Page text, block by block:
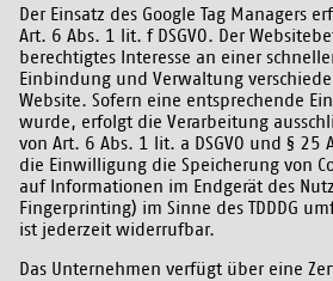
Der Einsatz des Google Tag Managers
Art. 6 Abs. 1 lit. f DSGVO. Der
berechtigtes Interesse an einer
Einbindung und Verwaltung
Website. Sofern eine entsprechende
wurde, erfolgt die Verarbeitung
von Art. 6 Abs. 1 lit. a DSGVO und § 25
die Einwilligung die Speicherung von
auf Informationen im Endgerät des
Fingerprinting) im Sinne des TDDDG
ist jederzeit widerrufbar.
Das Unternehmen verfügt über eine